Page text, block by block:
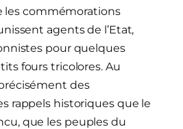
les commémorations
agents de l’Etat,
pour quelques
fours tricolores. Au
des
rappels historiques que le
que les peuples du